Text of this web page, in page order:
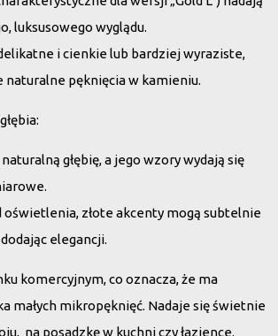
luksusowego wyglądu.
i cienkielub bardziej wyraziste,
naturalne pęknięcia w kamieniu.
naturalną głębię, a jego wzory wydają się
oświetlenia, złote akcenty mogą subtelnie
elegancji.
komercyjnym, co oznacza, że ma
małych mikropęknięć. Nadaje się świetnie
na posadzkę w kuchni czy łazience.